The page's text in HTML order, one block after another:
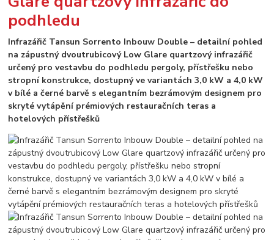
podhledu
Infrazářič Tansun Sorrento Inbouw Double – detailní pohled
na zápustný dvoutrubicový Low Glare quartzový infrazářič
určený pro vestavbu do podhledu pergoly, přístřešku nebo
stropní konstrukce, dostupný ve variantách 3,0 kW a 4,0 kW
v bílé a černé barvě s elegantním bezrámovým designem pro
skryté vytápění prémiových restauračních teras a
hotelových přístřešků